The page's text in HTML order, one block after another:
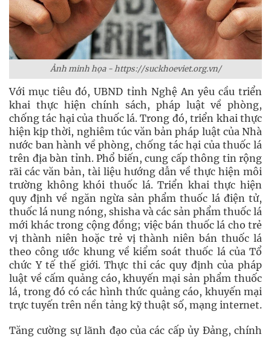
Ảnh minh họa - https://suckhoeviet.org.vn/
Với mục tiêu đó, UBND tỉnh Nghệ An yêu cầu triển
khai thực hiện chính sách, pháp luật về phòng,
chống tác hại của thuốc lá. Trong đó, triển khai thực
hiện kịp thời, nghiêm túc văn bản pháp luật của Nhà
nước ban hành về phòng, chống tác hại của thuốc lá
trên địa bàn tỉnh. Phổ biến, cung cấp thông tin rộng
rãi các văn bản, tài liệu hướng dẫn về thực hiện môi
trường không khói thuốc lá. Triển khai thực hiện
quy định về ngăn ngừa sản phẩm thuốc lá điện tử,
thuốc lá nung nóng, shisha và các sản phẩm thuốc lá
mới khác trong cộng đồng; việc bán thuốc lá cho trẻ
vị thành niên hoặc trẻ vị thành niên bán thuốc lá
theo công ước khung về kiểm soát thuốc lá của Tổ
chức Y tế thế giới. Thực thi các quy định của pháp
luật về cấm quảng cáo, khuyến mại sản phẩm thuốc
lá, trong đó có các hình thức quảng cáo, khuyến mại
trực tuyến trên nền tảng kỹ thuật số, mạng internet.
Tăng cường sự lãnh đạo của các cấp ủy Đảng, chính